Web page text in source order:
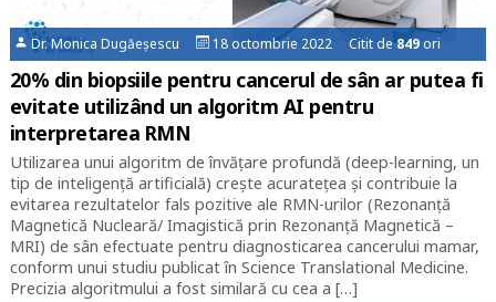
Dr. Monica Dugăeșescu 18 octombrie 2022 Citit de849ori
20% din biopsiile pentru cancerul de sân ar putea fi
evitate utilizând un algoritm AI pentru
interpretarea RMN
Utilizarea unui algoritm de învățare profundă (deep-learning, un
tip de inteligenţă artificială) creşte acurateţea şi contribuie la
evitarea rezultatelor fals pozitive ale RMN-urilor (Rezonanţă
Magnetică Nucleară/ Imagistică prin Rezonanţă Magnetică –
MRI) de sân efectuate pentru diagnosticarea cancerului mamar,
conform unui studiu publicat în Science Translational Medicine.
Precizia algoritmului a fost similară cu cea a […]